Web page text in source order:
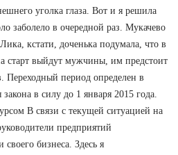
уголка глаза. Вот и я решила
заболело в очередной раз. Мукачево
кстати, доченька подумала, что в
старт выйдут мужчины, им предстоит
Переходный период определен в
в силу до 1 января 2015 года.
В связи с текущей ситуацией на
предприятий
бизнеса. Здесь я